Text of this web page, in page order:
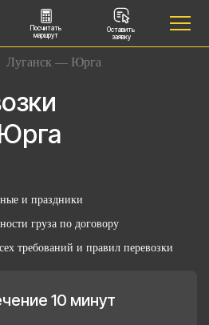
Посчитать
маршрут
Оставить
заявку
Луганск — Юрга
и праздники
груза по договору
требований и правил перевозки
10 минут